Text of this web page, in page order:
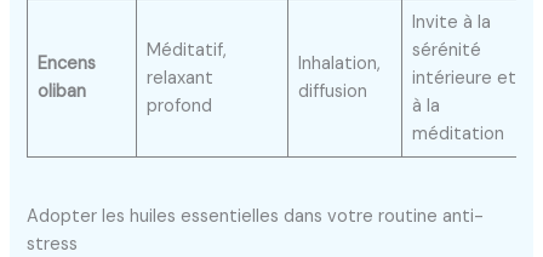
Encens
oliban
Méditatif,
relaxant
profond
Inhalation,
diffusion
Invite à la
sérénité
intérieure et
à la
méditation
Adopter les huiles essentielles dans votre routine anti-
stress